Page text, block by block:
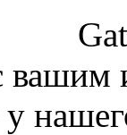
вашим
у